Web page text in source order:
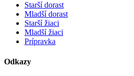
Starší dorast
Mladší dorast
Starší žiaci
Mladší žiaci
Prípravka
Odkazy